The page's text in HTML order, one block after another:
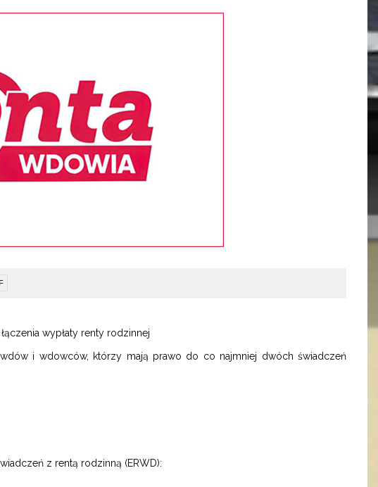
wypłaty renty rodzinnej
i wdowców, którzy mają prawo do co najmniej dwóch świadczeń
z rentą rodzinną (ERWD):